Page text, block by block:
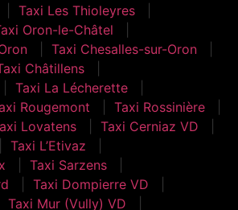
Taxi Les Thioleyres
Oron-le-Châtel
Taxi Chesalles-sur-Oron
Châtillens
Taxi La Lécherette
Rougemont
Taxi Rossinière
Lovatens
Taxi Cerniaz VD
Taxi L’Etivaz
Taxi Sarzens
Taxi Dompierre VD
Taxi Mur (Vully) VD